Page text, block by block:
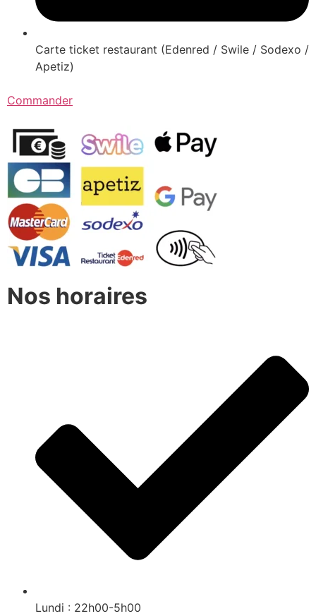
Carte ticket restaurant (Edenred / Swile / Sodexo /
Apetiz)
Commander
Nos horaires
Lundi : 22h00-5h00